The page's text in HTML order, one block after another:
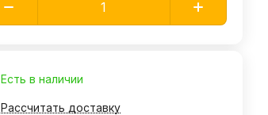
Есть в наличии
Рассчитать доставку